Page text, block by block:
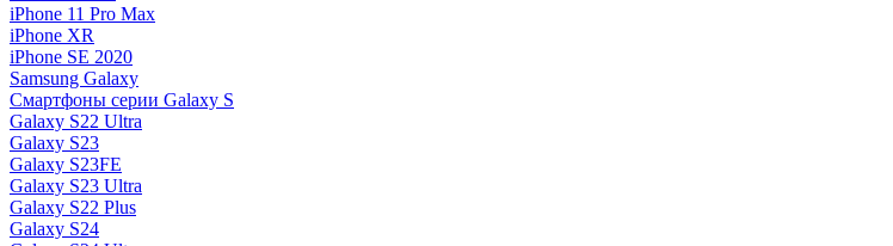
iPhone 11 Pro Max
iPhone XR
iPhone SE 2020
Samsung Galaxy
Смартфоны серии Galaxy S
Galaxy S22 Ultra
Galaxy S23
Galaxy S23FE
Galaxy S23 Ultra
Galaxy S22 Plus
Galaxy S24